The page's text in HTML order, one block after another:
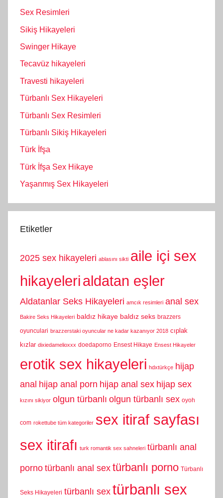
Sex Resimleri
Sikiş Hikayeleri
Swinger Hikaye
Tecavüz hikayeleri
Travesti hikayeleri
Türbanlı Sex Hikayeleri
Türbanlı Sex Resimleri
Türbanlı Sikiş Hikayeleri
Türk İfşa
Türk İfşa Sex Hikaye
Yaşanmış Sex Hikayeleri
Etiketler
2025 sex hikayeleri ablasını sikti aile içi sex
hikayelerialdatan eşler
Aldatanlar Seks Hikayeleri amcık resimleri anal sex
Bakire Seks Hikayeleri baldız hikaye baldız seks brazzers
oyunculari brazzerstaki oyuncular ne kadar kazanıyor 2018 cıplak
kızlar dixiedamelioxxx doedaporno Ensest Hikaye Ensest Hikayeler
erotik sex hikayeleri hdxtürkçe hijap
anal hijap anal porn hijap anal sex hijap sex
kızını sikiyor olgun türbanlı olgun türbanlı sex oyoh
com rokettube tüm kategoriler sex itiraf sayfası
sex itirafı turk romantik sex sahneleri türbanlı anal
porno türbanlı anal sex türbanlı porno Türbanlı
Seks Hikayeleri türbanlı sex türbanlı sex